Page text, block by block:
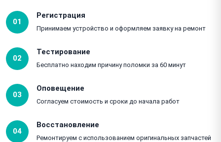
01
Регистрация
Принимаем устройство и оформляем заявку на ремонт
02
Тестирование
Бесплатно находим причину поломки за 60 минут
03
Оповещение
Согласуем стоимость и сроки до начала работ
04
Восстановление
Ремонтируем с использованием оригинальных запчастей